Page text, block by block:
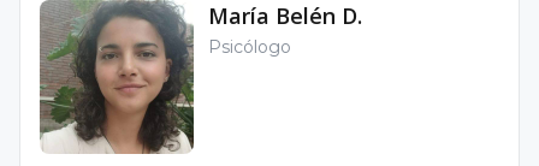
María Belén D.
Psicólogo